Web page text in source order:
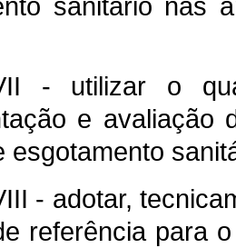
sanitário nas
- utilizar o
e avaliação
esgotamento
- adotar,
referência para